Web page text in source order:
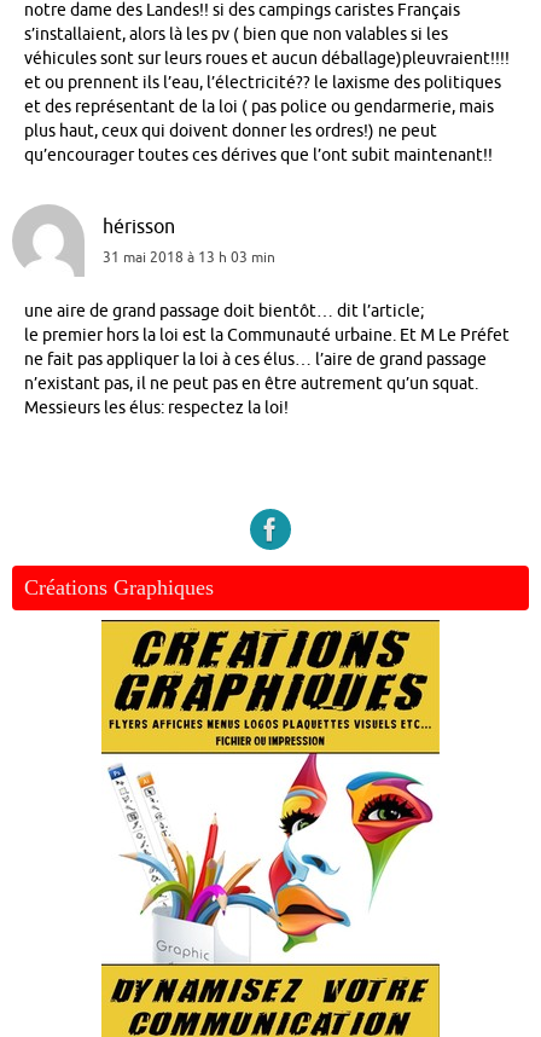
notre dame des Landes!! si des campings caristes Français
s’installaient, alors là les pv ( bien que non valables si les
véhicules sont sur leurs roues et aucun déballage)pleuvraient!!!!
et ou prennent ils l’eau, l’électricité?? le laxisme des politiques
et des représentant de la loi ( pas police ou gendarmerie, mais
plus haut, ceux qui doivent donner les ordres!) ne peut
qu’encourager toutes ces dérives que l’ont subit maintenant!!
hérisson
31 mai 2018 à 13 h 03 min
une aire de grand passage doit bientôt… dit l’article;
le premier hors la loi est la Communauté urbaine. Et M Le Préfet
ne fait pas appliquer la loi à ces élus… l’aire de grand passage
n’existant pas, il ne peut pas en être autrement qu’un squat.
Messieurs les élus: respectez la loi!
Créations Graphiques